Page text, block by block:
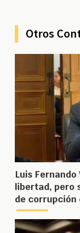
Otros
Luis
libertad, pero
de corrupción